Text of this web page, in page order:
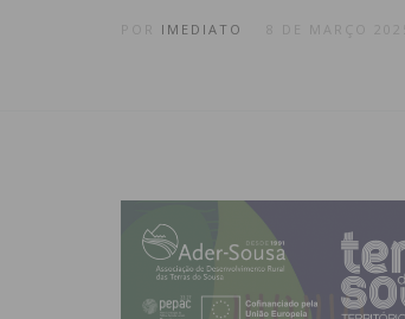
IMEDIATO 8 DE MARÇO 2025